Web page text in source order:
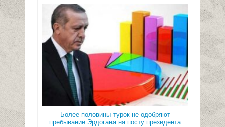
Более половины турок не одобряют
пребывание Эрдогана на посту президента